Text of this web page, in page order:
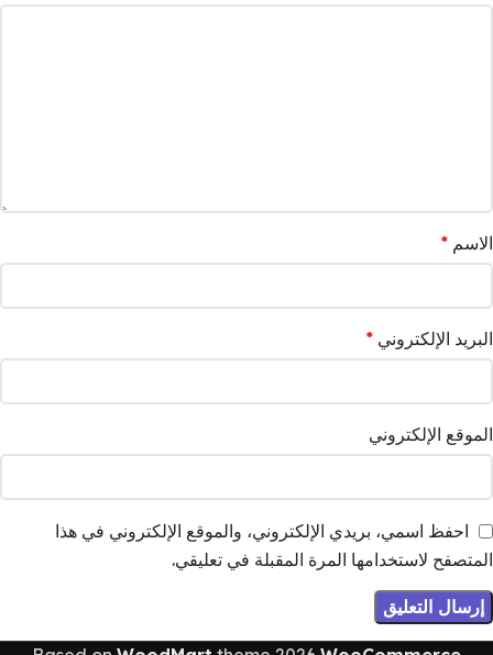
الاسم *
البريد الإلكتروني *
الموقع الإلكتروني
احفظ اسمي، بريدي الإلكتروني، والموقع الإلكتروني في هذا
المتصفح لاستخدامها المرة المقبلة في تعليقي.